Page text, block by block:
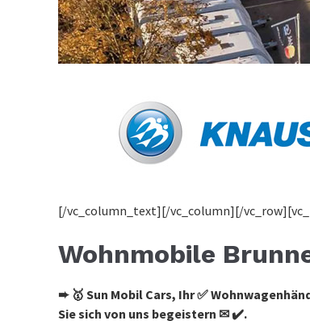
[/vc_column_text][/vc_column][/
Wohnmobile
➨ 🥇 Sun Mobil Cars, Ihr ✅
Sie sich von uns begeistern ✉ ✔️.